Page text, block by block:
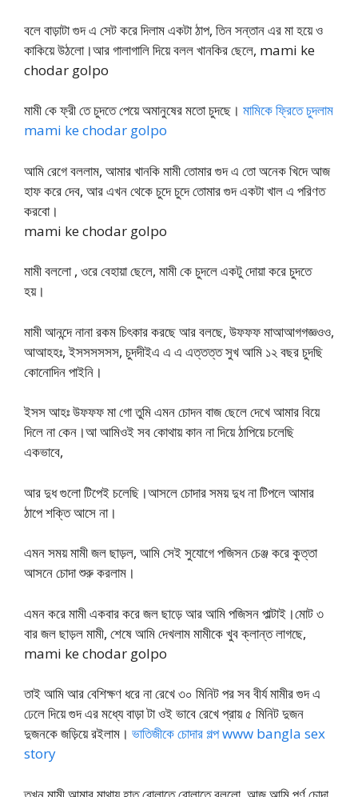
বলে বাড়াটা গুদ এ সেট করে দিলাম একটা ঠাপ, তিন সন্তান এর মা হয়ে ও
কাকিয়ে উঠলো।আর গালাগালি দিয়ে বলল খানকির ছেলে, mami ke
chodar golpo
মামী কে ফ্রী তে চুদতে পেয়ে অমানুষের মতো চুদছে। মামিকে ফ্রিতে চুদলাম
mami ke chodar golpo
আমি রেগে বললাম, আমার খানকি মামী তোমার গুদ এ তো অনেক খিদে আজ
হাফ করে দেব, আর এখন থেকে চুদে চুদে তোমার গুদ একটা খাল এ পরিণত
করবো।
mami ke chodar golpo
মামী বললো , ওরে বেহায়া ছেলে, মামী কে চুদলে একটু দোয়া করে চুদতে
হয়।
মামী আনন্দে নানা রকম চিৎকার করছে আর বলছে, উফফফ মাআআগগজ্ঞওও,
আআহহঃ, ইসসসসসস, চুদদীইএ এ এ এত্তত্ত সুখ আমি ১২ বছর চুদছি
কোনোদিন পাইনি।
ইসস আহঃ উফফফ মা গো তুমি এমন চোদন বাজ ছেলে দেখে আমার বিয়ে
দিলে না কেন।আ আমিওই সব কোথায় কান না দিয়ে ঠাপিয়ে চলেছি
একভাবে,
আর দুধ গুলো টিপেই চলেছি।আসলে চোদার সময় দুধ না টিপলে আমার
ঠাপে শক্তি আসে না।
এমন সময় মামী জল ছাড়ল, আমি সেই সুযোগে পজিসন চেঞ্জ করে কুত্তা
আসনে চোদা শুরু করলাম।
এমন করে মামী একবার করে জল ছাড়ে আর আমি পজিসন পাল্টাই।মোট ৩
বার জল ছাড়ল মামী, শেষে আমি দেখলাম মামীকে খুব ক্লান্ত লাগছে,
mami ke chodar golpo
তাই আমি আর বেশিক্ষণ ধরে না রেখে ৩০ মিনিট পর সব বীর্য মামীর গুদ এ
ঢেলে দিয়ে গুদ এর মধ্যে বাড়া টা ওই ভাবে রেখে প্রায় ৫ মিনিট দুজন
দুজনকে জড়িয়ে রইলাম। ভাতিজীকে চোদার গল্প www bangla sex
story